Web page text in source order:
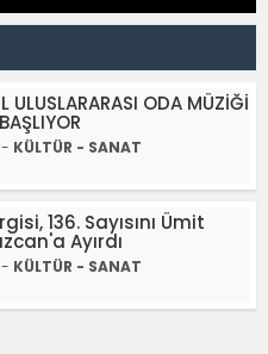
ULUSLARARASI ODA MÜZİĞİ
KÜLTÜR - SANAT
136. Sayısını Ümit
Ayırdı
KÜLTÜR - SANAT